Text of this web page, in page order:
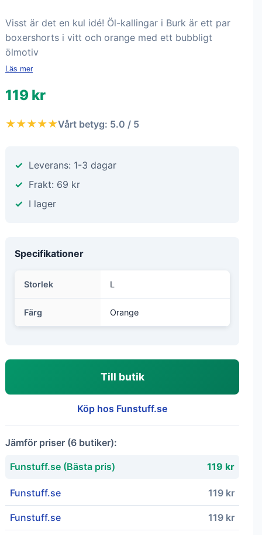
Visst är det en kul idé! Öl-kallingar i Burk är ett par
boxershorts i vitt och orange med ett bubbligt
ölmotiv
Läs mer
119 kr
★★★★★Vårt betyg: 5.0 / 5
Leverans: 1-3 dagar
Frakt: 69 kr
I lager
Specifikationer
Storlek L
Färg Orange
Till butik
Köp hos Funstuff.se
Jämför priser (6 butiker):
Funstuff.se (Bästa pris) 119 kr
Funstuff.se 119 kr
Funstuff.se 119 kr